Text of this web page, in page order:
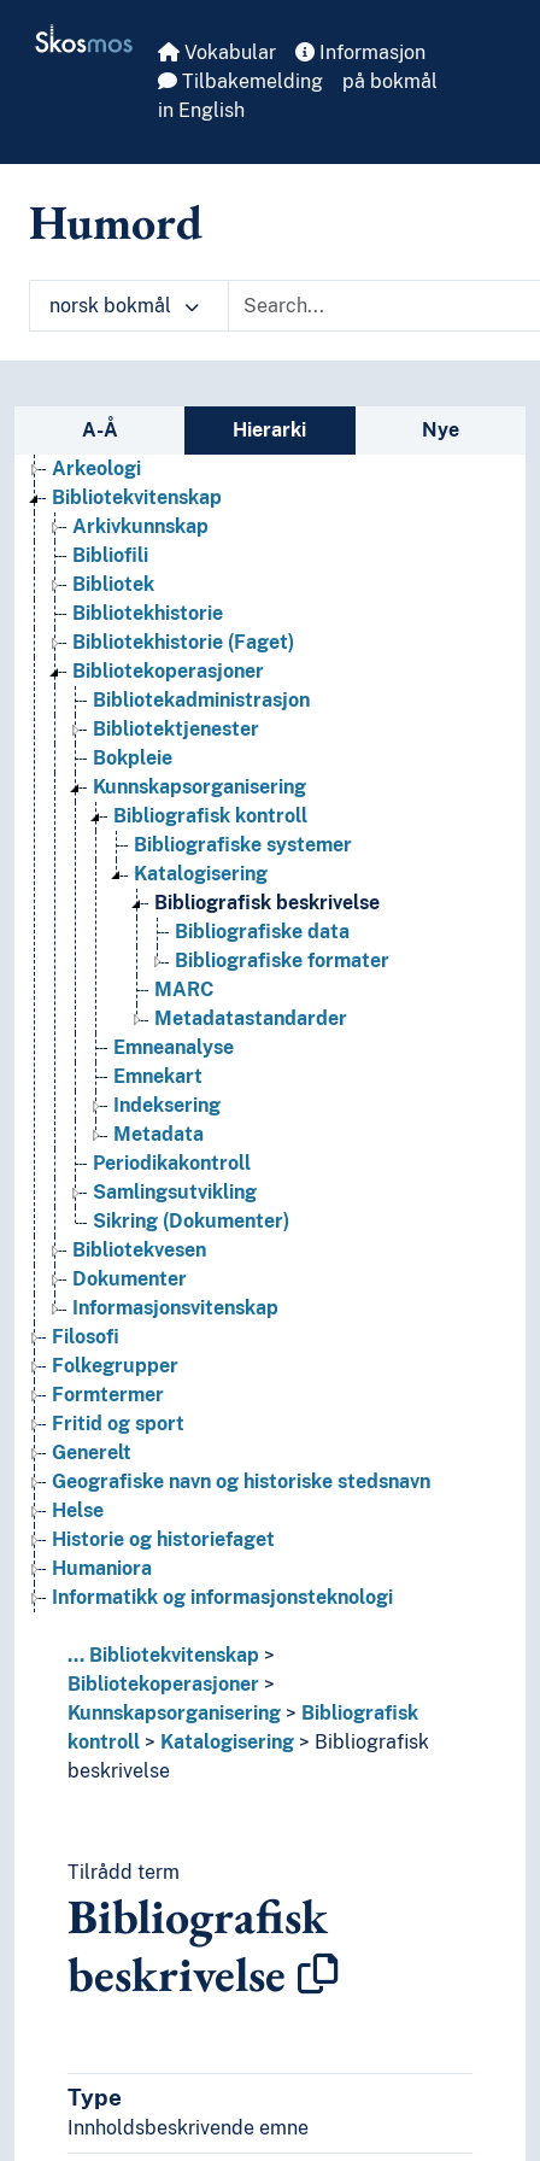
Skosmos Vokabular
Informasjon
Tilbakemelding
på bokmål
in English
Humord
norsk bokmål
Sidefelt: navigér i vokabularet
A-Å Hierarki
Nye
Arkeologi
Bibliotekvitenskap
Arkivkunnskap
Bibliofili
Bibliotek
Bibliotekhistorie
Bibliotekhistorie (Faget)
Bibliotekoperasjoner
Bibliotekadministrasjon
Bibliotektjenester
Bokpleie
Kunnskapsorganisering
Bibliografisk kontroll
Bibliografiske systemer
Katalogisering
Bibliografisk beskrivelse
Bibliografiske data
Bibliografiske formater
MARC
Metadatastandarder
Emneanalyse
Emnekart
Indeksering
Metadata
Periodikakontroll
Samlingsutvikling
Sikring (Dokumenter)
Bibliotekvesen
Dokumenter
Informasjonsvitenskap
Filosofi
Folkegrupper
Formtermer
Fritid og sport
Generelt
Geografiske navn og historiske stedsnavn
Helse
Historie og historiefaget
Humaniora
Informatikk og informasjonsteknologi
Kulturkunnskap
Kunst
Lingvistikk
Litteratur
Navn, personer og skikkelser
Psykologi
Religionsvitenskap
Samfunnsvitenskap
... Bibliotekvitenskap
Bibliotekoperasjoner
Kunnskapsorganisering
Bibliografisk
kontroll
Katalogisering
Bibliografisk
beskrivelse
Tilrådd term
Bibliografisk
beskrivelse
Type
Innholdsbeskrivende emne